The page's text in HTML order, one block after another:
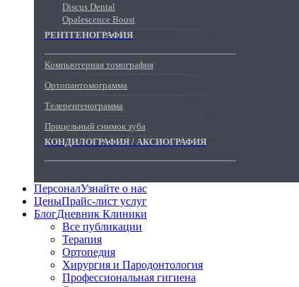
Discus Dental
Opalescence Boost
РЕНТГЕНОГРАФИЯ
Компьютерная томография
Ортопантомограмма
Телеренгенограмма
Прицельный снимок зуба
КОНДИЛОГРАФИЯ / АКСИОГРАФИЯ
ПерсоналУзнайте о нас
ЦеныПрайс-лист услуг
БлогДневник Клиники
Все публикации
Терапия
Ортопедия
Хирургия и Пародонтология
Профессиональная гигиена